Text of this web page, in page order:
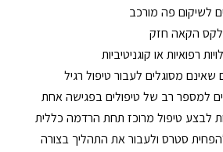
לשיקום פה מורכב
הקאה חזק
רפואיות או קוגניטיביות
שאינם מסוגלים לעבור טיפול רגיל
למספר רב של טיפולים בפגישה אחת
לבצע טיפול מרוכז תחת הרדמה כללית
סטרס ולעבור את התהליך בצורה